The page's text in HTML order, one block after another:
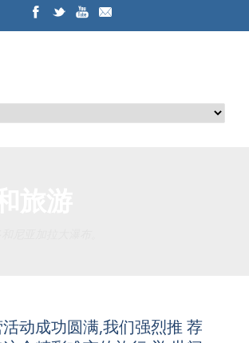
动成功圆满,我们强烈推 荐